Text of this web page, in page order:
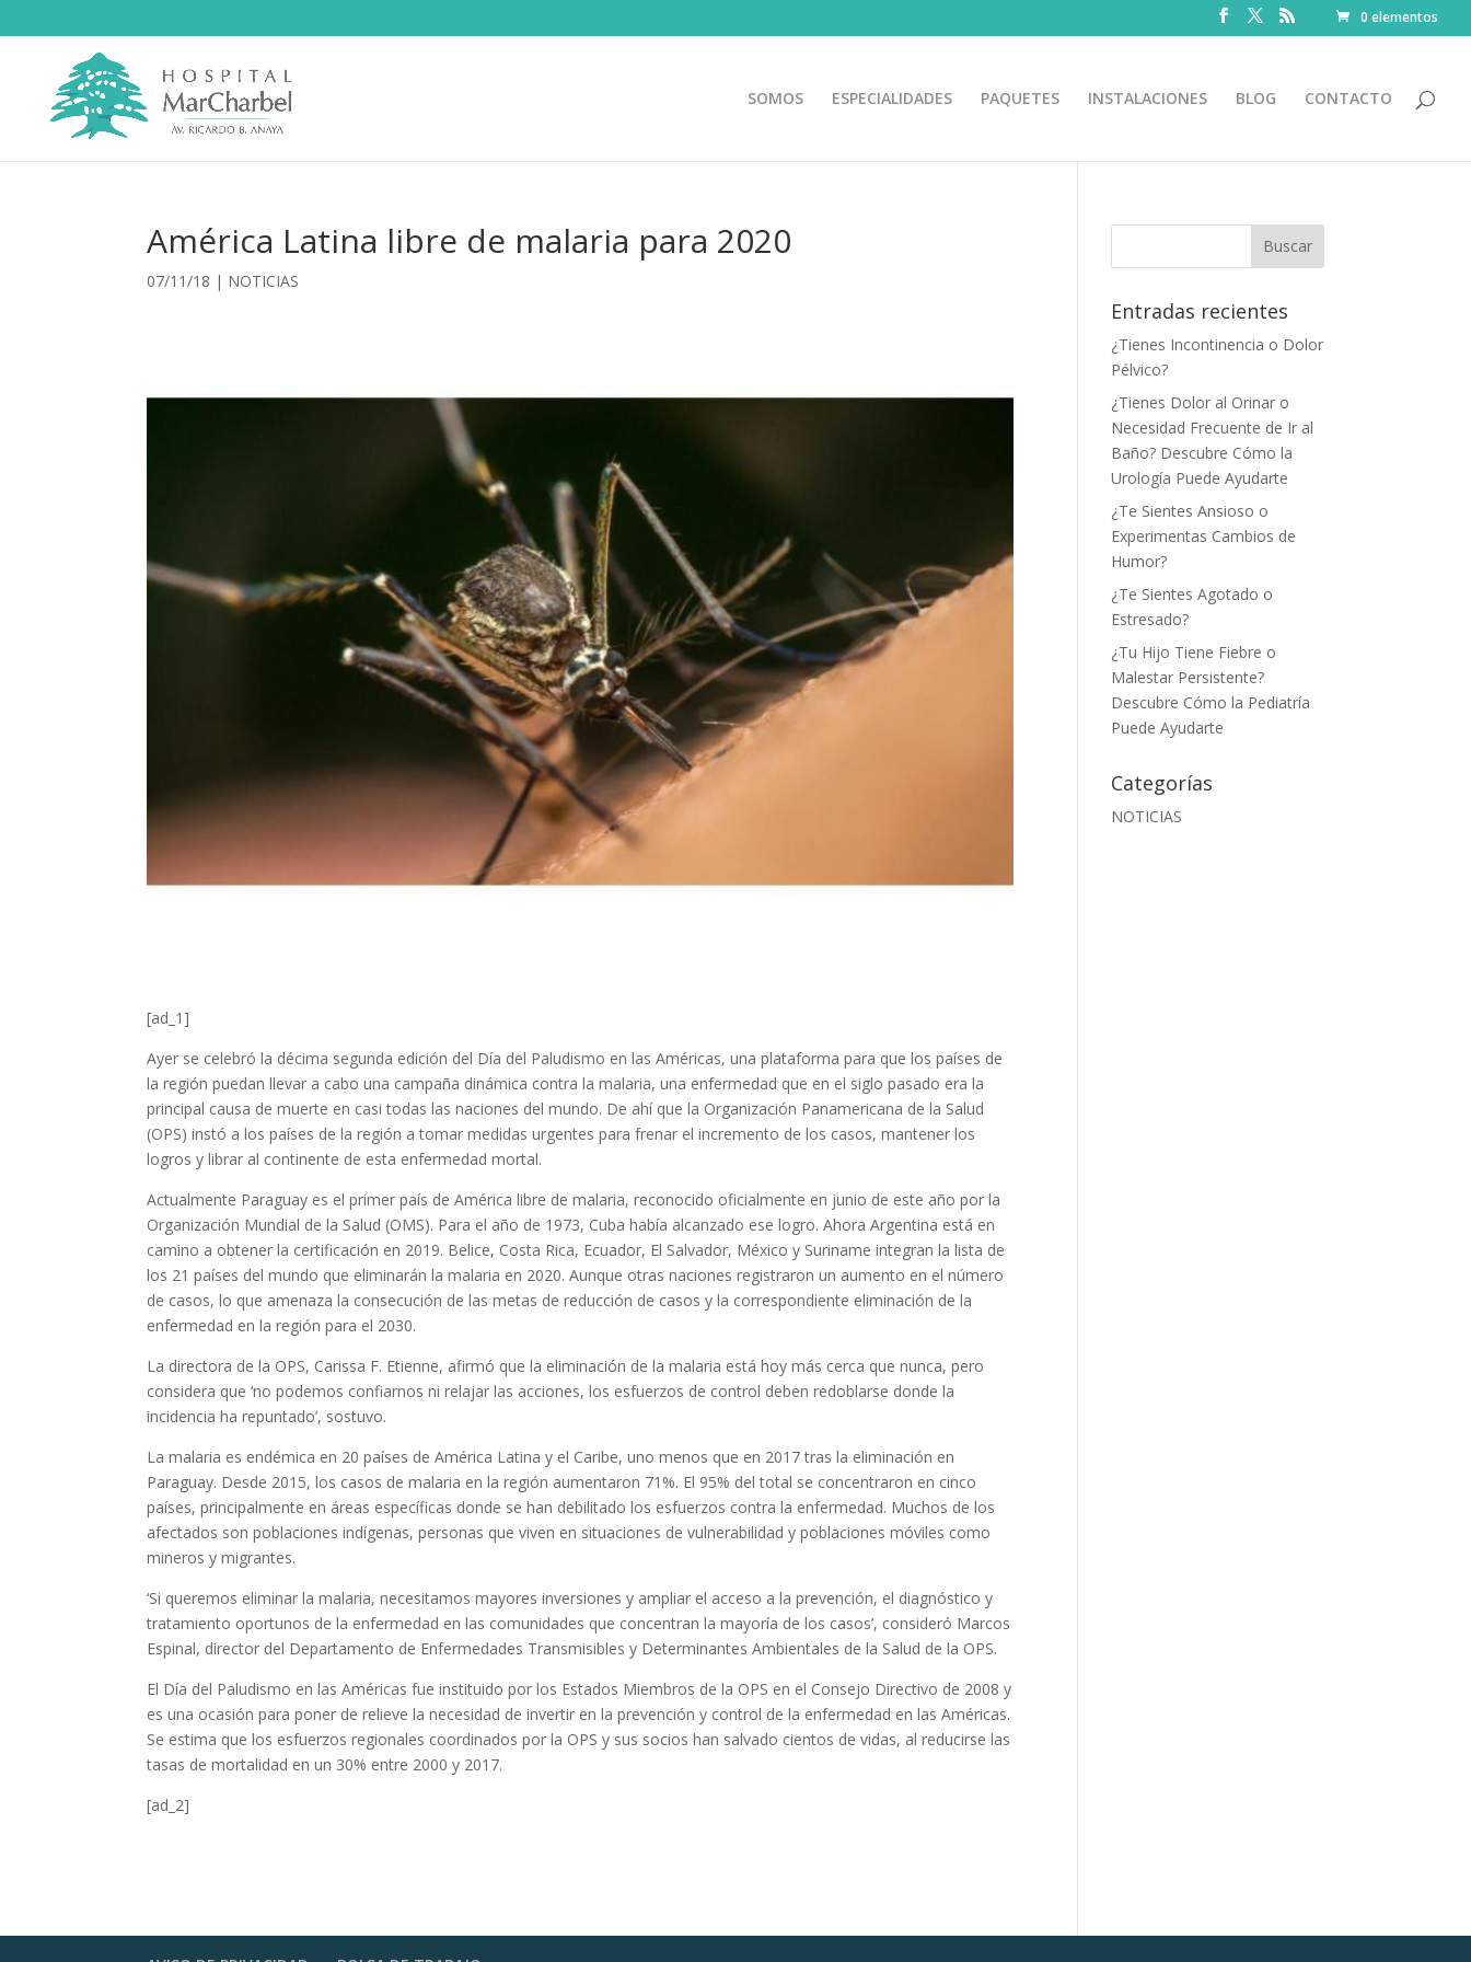
0 elementos
SOMOS ESPECIALIDADES PAQUETES INSTALACIONES BLOG CONTACTO
América Latina libre de malaria para 2020
07/11/18 | NOTICIAS
[ad_1]
Ayer se celebró la décima segunda edición del Día del Paludismo en las Américas, una plataforma para que los países de
la región puedan llevar a cabo una campaña dinámica contra la malaria, una enfermedad que en el siglo pasado era la
principal causa de muerte en casi todas las naciones del mundo. De ahí que la Organización Panamericana de la Salud
(OPS) instó a los países de la región a tomar medidas urgentes para frenar el incremento de los casos, mantener los
logros y librar al continente de esta enfermedad mortal.
Actualmente Paraguay es el primer país de América libre de malaria, reconocido oficialmente en junio de este año por la
Organización Mundial de la Salud (OMS). Para el año de 1973, Cuba había alcanzado ese logro. Ahora Argentina está en
camino a obtener la certificación en 2019. Belice, Costa Rica, Ecuador, El Salvador, México y Suriname integran la lista de
los 21 países del mundo que eliminarán la malaria en 2020. Aunque otras naciones registraron un aumento en el número
de casos, lo que amenaza la consecución de las metas de reducción de casos y la correspondiente eliminación de la
enfermedad en la región para el 2030.
La directora de la OPS, Carissa F. Etienne, afirmó que la eliminación de la malaria está hoy más cerca que nunca, pero
considera que ‘no podemos confiarnos ni relajar las acciones, los esfuerzos de control deben redoblarse donde la
incidencia ha repuntado’, sostuvo.
La malaria es endémica en 20 países de América Latina y el Caribe, uno menos que en 2017 tras la eliminación en
Paraguay. Desde 2015, los casos de malaria en la región aumentaron 71%. El 95% del total se concentraron en cinco
países, principalmente en áreas específicas donde se han debilitado los esfuerzos contra la enfermedad. Muchos de los
afectados son poblaciones indígenas, personas que viven en situaciones de vulnerabilidad y poblaciones móviles como
mineros y migrantes.
‘Si queremos eliminar la malaria, necesitamos mayores inversiones y ampliar el acceso a la prevención, el diagnóstico y
tratamiento oportunos de la enfermedad en las comunidades que concentran la mayoría de los casos’, consideró Marcos
Espinal, director del Departamento de Enfermedades Transmisibles y Determinantes Ambientales de la Salud de la OPS.
El Día del Paludismo en las Américas fue instituido por los Estados Miembros de la OPS en el Consejo Directivo de 2008 y
es una ocasión para poner de relieve la necesidad de invertir en la prevención y control de la enfermedad en las Américas.
Se estima que los esfuerzos regionales coordinados por la OPS y sus socios han salvado cientos de vidas, al reducirse las
tasas de mortalidad en un 30% entre 2000 y 2017.
[ad_2]
Entradas recientes
¿Tienes Incontinencia o Dolor
Pélvico?
¿Tienes Dolor al Orinar o
Necesidad Frecuente de Ir al
Baño? Descubre Cómo la
Urología Puede Ayudarte
¿Te Sientes Ansioso o
Experimentas Cambios de
Humor?
¿Te Sientes Agotado o
Estresado?
¿Tu Hijo Tiene Fiebre o
Malestar Persistente?
Descubre Cómo la Pediatría
Puede Ayudarte
Categorías
NOTICIAS